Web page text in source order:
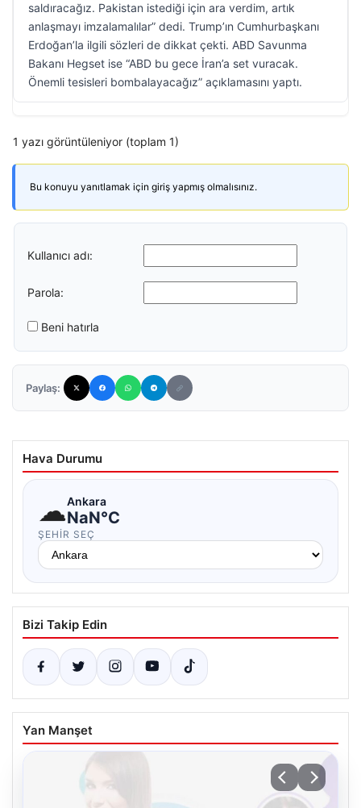
saldıracağız. Pakistan istediği için ara verdim, artık
anlaşmayı imzalamalılar” dedi. Trump’ın Cumhurbaşkanı
Erdoğan’la ilgili sözleri de dikkat çekti. ABD Savunma
Bakanı Hegset ise “ABD bu gece İran’a set vuracak.
Önemli tesisleri bombalayacağız” açıklamasını yaptı.
1 yazı görüntüleniyor (toplam 1)
Bu konuyu yanıtlamak için giriş yapmış olmalısınız.
Kullanıcı adı:
Parola:
Beni hatırla
Paylaş:
Hava Durumu
☁Ankara
NaN°C
ŞEHIR SEÇ
Bizi Takip Edin
Yan Manşet